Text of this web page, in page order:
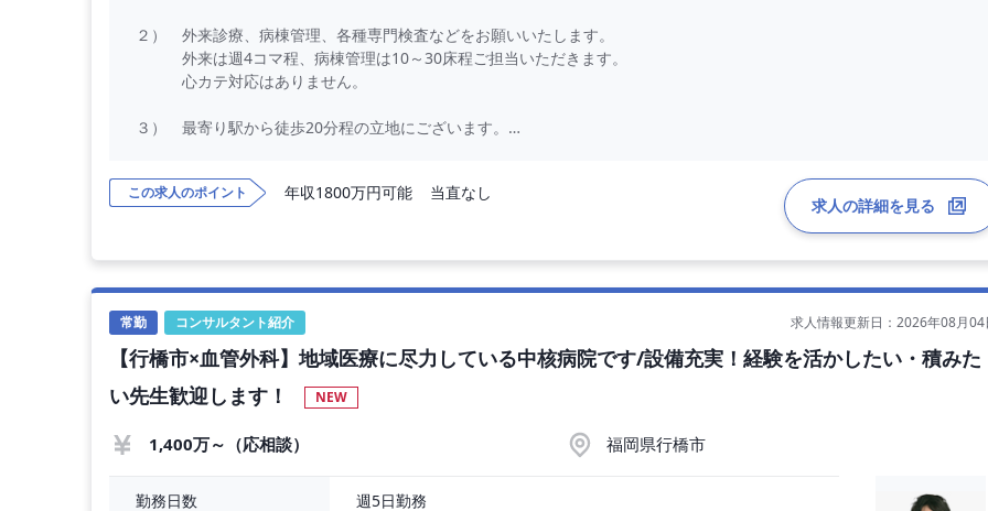
２） 外来診療、病棟管理、各種専門検査などをお願いいたします。
外来は週4コマ程、病棟管理は10～30床程ご担当いただきます。
心カテ対応はありません。
３） 最寄り駅から徒歩20分程の立地にございます。
【勤務内容】
◇ 外来担当数 ： 4コマ程（午前3コマ、午後1コマ）
◇ 外来受診者数 ： 20～30名程／コマ
※1日の受診者数は100名程
◇ 診療体制 ： 1～2診制（内科全体）
◇ 病棟管理数 ： 10～30
この求人のポイント 年収1800万円可能 当直なし
求人の詳細を見る
常勤 コンサルタント紹介 求人情報更新日：2026年08月04
【行橋市×血管外科】地域医療に尽力している中核病院です/設備充実！経験を活かしたい・積みた
い先生歓迎します！
NEW
1,400万～（応相談） 福岡県行橋市
勤務日数 週5日勤務